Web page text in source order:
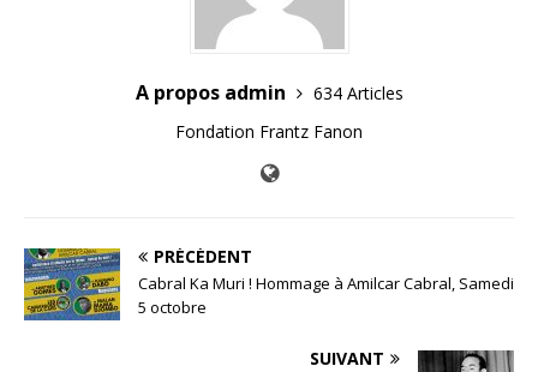
A propos admin
634 Articles
Fondation Frantz Fanon
PRÉCÉDENT
Cabral Ka Muri ! Hommage à Amilcar Cabral, Samedi
5 octobre
SUIVANT